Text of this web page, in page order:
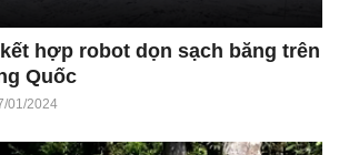
hợp robot dọn sạch băng trên
Quốc
01/2024